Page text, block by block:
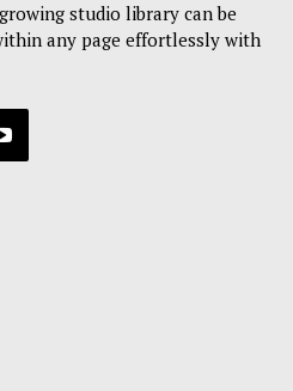
studio library can be
any page effortlessly with